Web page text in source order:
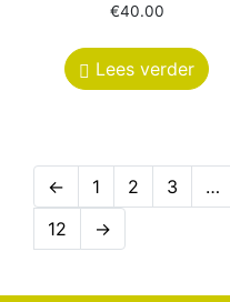
€40.00
Lees verder
← 1 2 3 …
12
→